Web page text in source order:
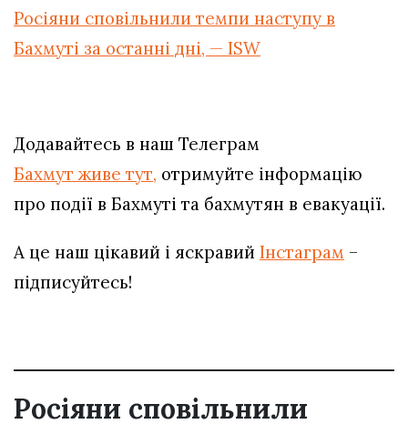
Росіяни сповільнили темпи наступу в
Бахмуті за останні дні, — ISW
Додавайтесь в наш Телеграм
Бахмут живе тут, отримуйте інформацію
про події в Бахмуті та бахмутян в евакуації.
А це наш цікавий і яскравий Інстаграм –
підписуйтесь!
Росіяни сповільнили